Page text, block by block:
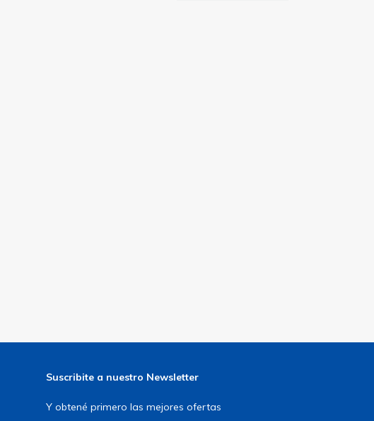
Suscribite a nuestro Newsletter
Y obtené primero las mejores ofertas